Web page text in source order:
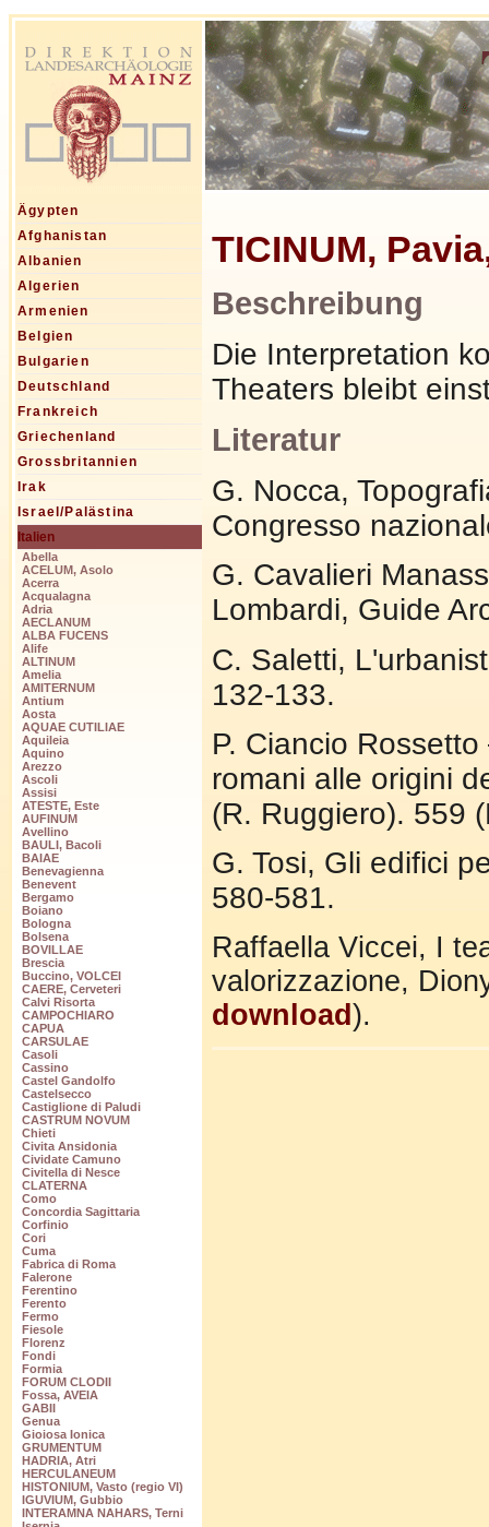
Ägypten
Afghanistan
Albanien
Algerien
Armenien
Belgien
Bulgarien
Deutschland
Frankreich
Griechenland
Grossbritannien
Irak
Israel/Palästina
Italien
Abella
ACELUM, Asolo
Acerra
Acqualagna
Adria
AECLANUM
ALBA FUCENS
Alife
ALTINUM
Amelia
AMITERNUM
Antium
Aosta
AQUAE CUTILIAE
Aquileia
Aquino
Arezzo
Ascoli
Assisi
ATESTE, Este
AUFINUM
Avellino
BAULI, Bacoli
BAIAE
Benevagienna
Benevent
Bergamo
Boiano
Bologna
Bolsena
BOVILLAE
Brescia
Buccino, VOLCEI
CAERE, Cerveteri
Calvi Risorta
CAMPOCHIARO
CAPUA
CARSULAE
Casoli
Cassino
Castel Gandolfo
Castelsecco
Castiglione di Paludi
CASTRUM NOVUM
Chieti
Civita Ansidonia
Cividate Camuno
Civitella di Nesce
CLATERNA
Como
Concordia Sagittaria
Corfinio
Cori
Cuma
Fabrica di Roma
Falerone
Ferentino
Ferento
Fermo
Fiesole
Florenz
Fondi
Formia
FORUM CLODII
Fossa, AVEIA
GABII
Genua
Gioiosa Ionica
GRUMENTUM
HADRIA, Atri
HERCULANEUM
HISTONIUM, Vasto (regio VI)
IGUVIUM, Gubbio
INTERAMNA NAHARS, Terni
TICINUM,
Beschreibung
Die Interpretation
Theaters bleibt
Literatur
G. Nocca,
Congresso
G. Cavalieri
Lombardi, Guide
C. Saletti,
132-133.
P. Ciancio
romani alle origini
(R. Ruggiero). 559
G. Tosi, Gli edifici
580-581.
Raffaella Viccei, I
valorizzazione,
download ).